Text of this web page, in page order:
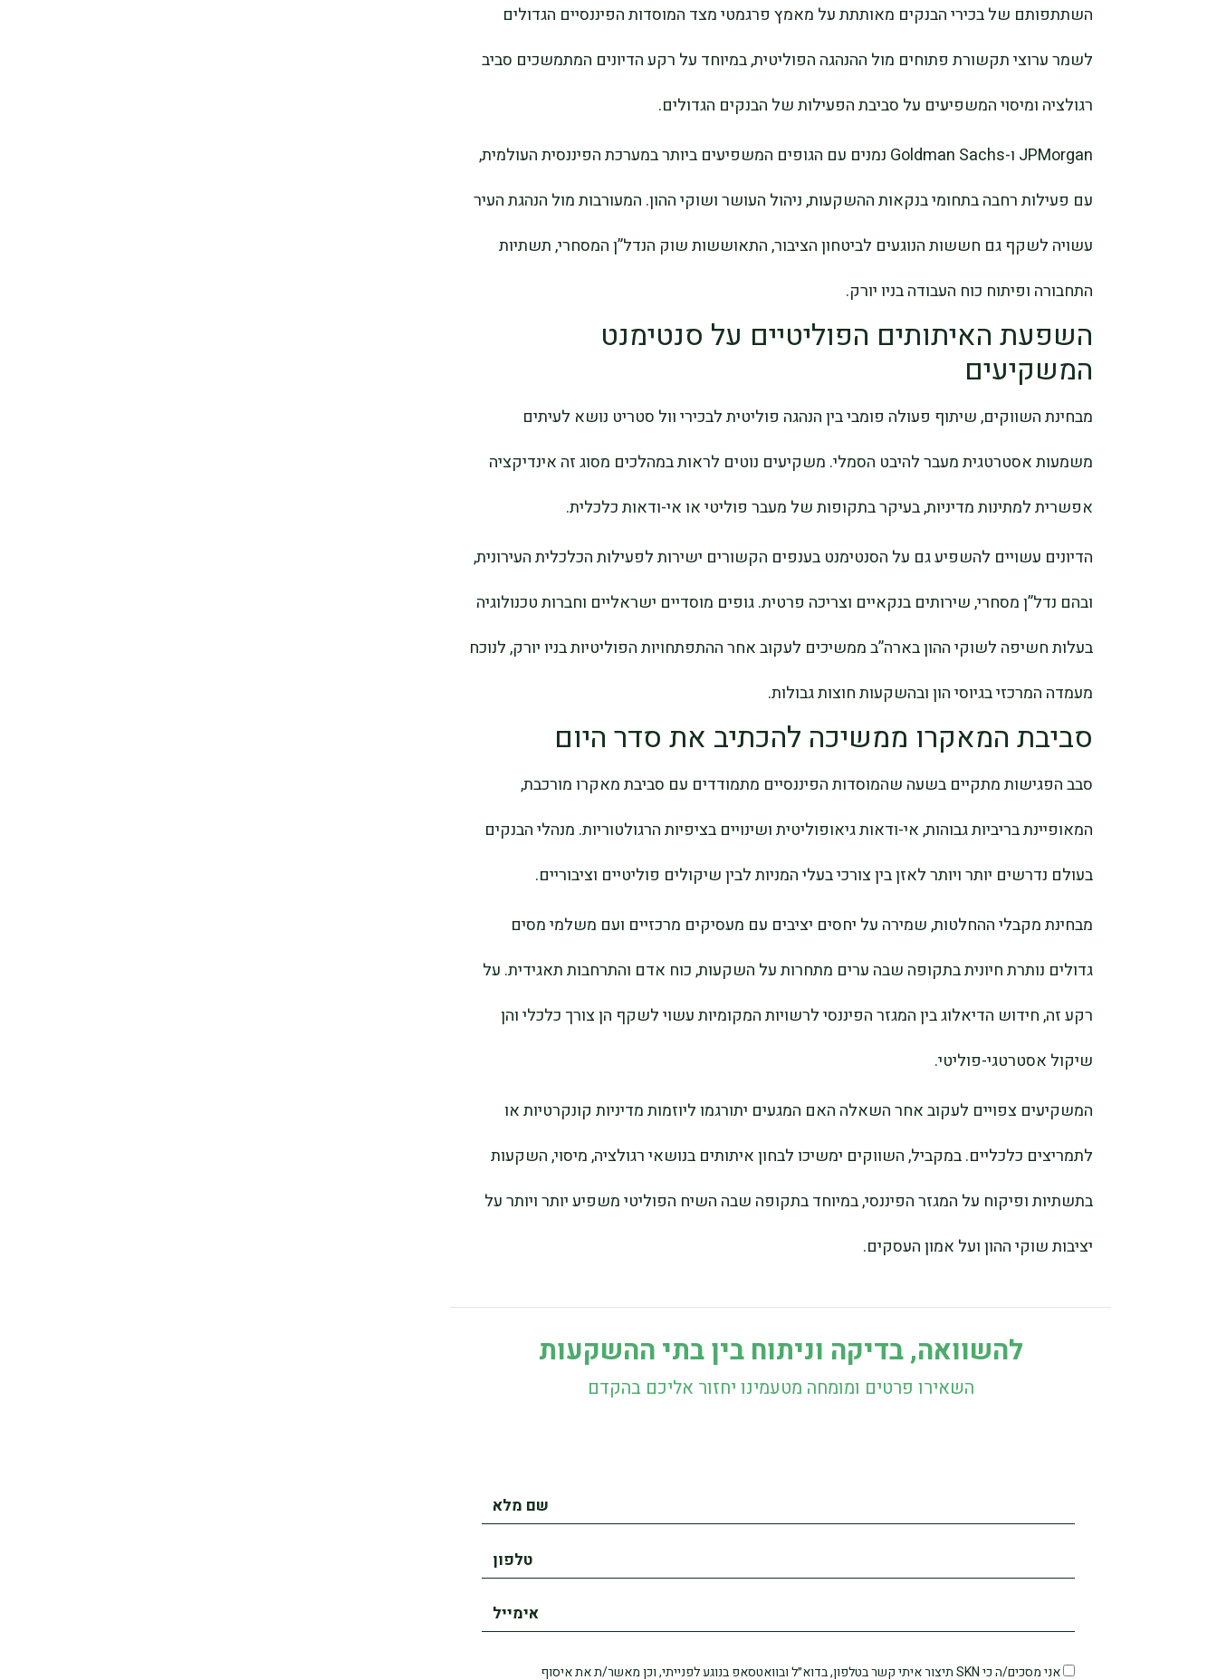
השתתפותם של בכירי הבנקים מאותתת על מאמץ פרגמטי מצד המוסדות הפיננסיים הגדולים
לשמר ערוצי תקשורת פתוחים מול ההנהגה הפוליטית, במיוחד על רקע הדיונים המתמשכים סביב
רגולציה ומיסוי המשפיעים על סביבת הפעילות של הבנקים הגדולים.
JPMorgan ו-Goldman Sachs נמנים עם הגופים המשפיעים ביותר במערכת הפיננסית העולמית,
עם פעילות רחבה בתחומי בנקאות ההשקעות, ניהול העושר ושוקי ההון. המעורבות מול הנהגת העיר
עשויה לשקף גם חששות הנוגעים לביטחון הציבור, התאוששות שוק הנדל”ן המסחרי, תשתיות
התחבורה ופיתוח כוח העבודה בניו יורק.
השפעת האיתותים הפוליטיים על סנטימנט
המשקיעים
מבחינת השווקים, שיתוף פעולה פומבי בין הנהגה פוליטית לבכירי וול סטריט נושא לעיתים
משמעות אסטרטגית מעבר להיבט הסמלי. משקיעים נוטים לראות במהלכים מסוג זה אינדיקציה
אפשרית למתינות מדיניות, בעיקר בתקופות של מעבר פוליטי או אי-ודאות כלכלית.
הדיונים עשויים להשפיע גם על הסנטימנט בענפים הקשורים ישירות לפעילות הכלכלית העירונית,
ובהם נדל”ן מסחרי, שירותים בנקאיים וצריכה פרטית. גופים מוסדיים ישראליים וחברות טכנולוגיה
בעלות חשיפה לשוקי ההון בארה”ב ממשיכים לעקוב אחר ההתפתחויות הפוליטיות בניו יורק, לנוכח
מעמדה המרכזי בגיוסי הון ובהשקעות חוצות גבולות.
סביבת המאקרו ממשיכה להכתיב את סדר היום
סבב הפגישות מתקיים בשעה שהמוסדות הפיננסיים מתמודדים עם סביבת מאקרו מורכבת,
המאופיינת בריביות גבוהות, אי-ודאות גיאופוליטית ושינויים בציפיות הרגולטוריות. מנהלי הבנקים
בעולם נדרשים יותר ויותר לאזן בין צורכי בעלי המניות לבין שיקולים פוליטיים וציבוריים.
מבחינת מקבלי ההחלטות, שמירה על יחסים יציבים עם מעסיקים מרכזיים ועם משלמי מסים
גדולים נותרת חיונית בתקופה שבה ערים מתחרות על השקעות, כוח אדם והתרחבות תאגידית. על
רקע זה, חידוש הדיאלוג בין המגזר הפיננסי לרשויות המקומיות עשוי לשקף הן צורך כלכלי והן
שיקול אסטרטגי-פוליטי.
המשקיעים צפויים לעקוב אחר השאלה האם המגעים יתורגמו ליוזמות מדיניות קונקרטיות או
לתמריצים כלכליים. במקביל, השווקים ימשיכו לבחון איתותים בנושאי רגולציה, מיסוי, השקעות
בתשתיות ופיקוח על המגזר הפיננסי, במיוחד בתקופה שבה השיח הפוליטי משפיע יותר ויותר על
יציבות שוקי ההון ועל אמון העסקים.
להשוואה, בדיקה וניתוח בין בתי ההשקעות
השאירו פרטים ומומחה מטעמינו יחזור אליכם בהקדם
אני מסכים/ה כי SKN תיצור איתי קשר בטלפון, בדוא״ל ובוואטסאפ בנוגע לפנייתי, וכן מאשר/ת את איסוף